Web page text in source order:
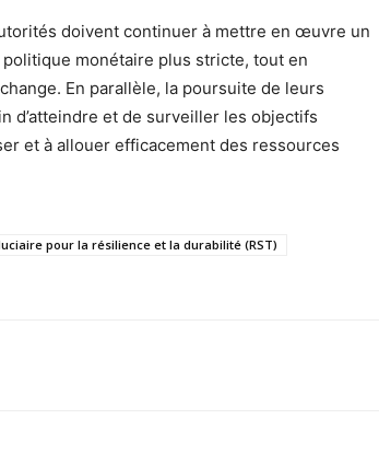
doivent continuer à mettre en œuvre un
monétaire plus stricte, tout en
En parallèle, la poursuite de leurs
et de surveiller les objectifs
et à allouer efficacement des ressources
pour la résilience et la durabilité (RST)